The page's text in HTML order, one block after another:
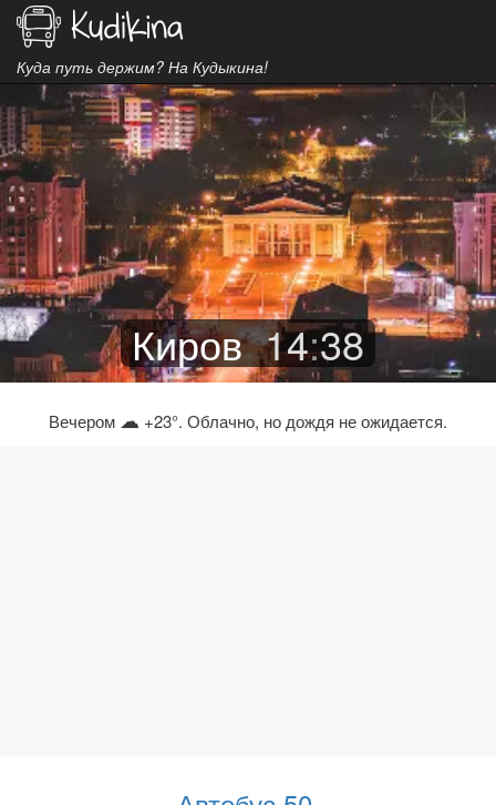
Куда путь держим? На Кудыкина!
Киров 14:38
Вечером ☁ +23°. Облачно, но дождя не ожидается.